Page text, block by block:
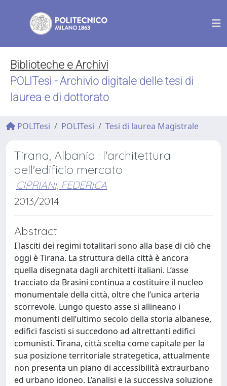
Biblioteche e Archivi
POLITesi - Archivio digitale delle tesi di
laurea e di dottorato
POLITesi POLITesi Tesi di laurea Magistrale
Tirana, Albania : l'architettura
dell'edificio mercato
CIPRIANI, FEDERICA
2013/2014
Abstract
I lasciti dei regimi totalitari sono alla base di ciò che
oggi è Tirana. La struttura della città è ancora
quella disegnata dagli architetti italiani. L’asse
tracciato da Brasini continua a costituire il nucleo
monumentale della città, oltre che l’unica arteria
scorrevole. Lungo questo asse si allineano i
monumenti dell’ultimo secolo della storia albanese,
edifici fascisti si succedono ad altrettanti edifici
comunisti. Tirana, città scelta come capitale per la
sua posizione territoriale strategetica, attualmente
non presenta un piano di accessibilità extraurbano
ed urbano idoneo. L’analisi e la successiva soluzione